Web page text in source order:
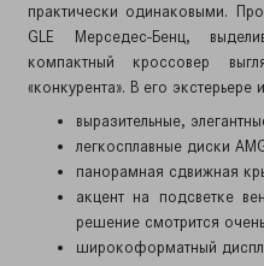
практически одинаковыми.
GLE Мерседес-Бенц,
компактный кроссовер
«конкурента». В его экстерьере
выразительные,
легкосплавные диски
панорамная сдвижная
акцент на подсветке
решение смотрится
широкоформатный